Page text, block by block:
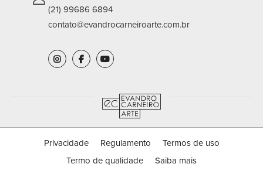
(21) 99686 6894
contato@evandrocarneiroarte.com.br
Privacidade Regulamento
Termos de uso
Termo de qualidade
Saiba mais